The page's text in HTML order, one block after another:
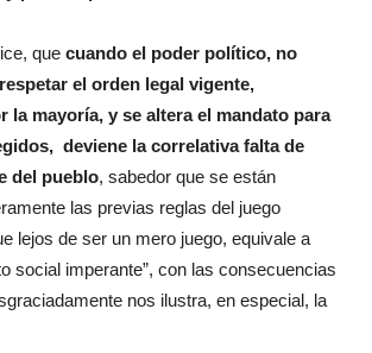
que cuando el poder político, no
el orden legal vigente,
la mayoría, y se altera el mandato para
deviene la correlativa falta de
del pueblo, sabedor que se están
las previas reglas del juego
lejos de ser un mero juego, equivale a
social imperante”, con las consecuencias
nos ilustra, en especial, la